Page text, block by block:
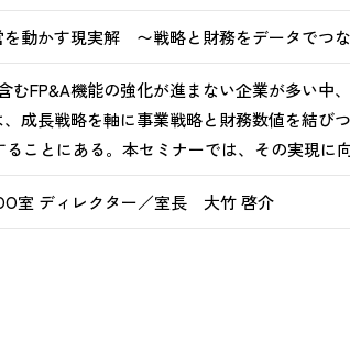
動かす現実解 〜戦略と財務をデータでつ
むFP&A機能の強化が進まない企業が多い
成長戦略を軸に事業戦略と財務数値を結び
ことにある。本セミナーでは、その実現に
室 ディレクター／室長 大竹 啓介